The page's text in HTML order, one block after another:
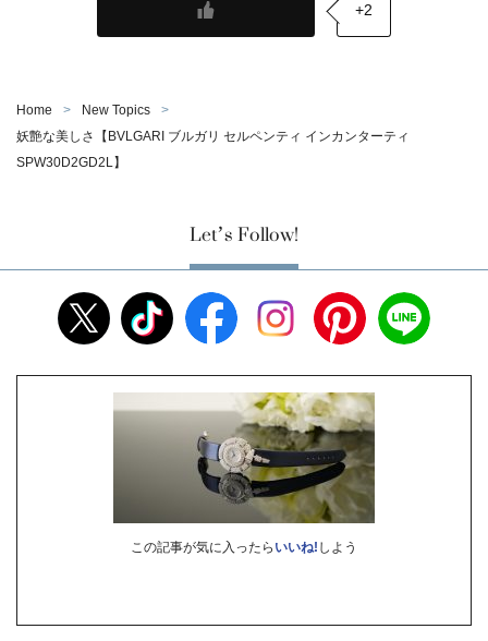
+2
Home
New Topics
妖艶な美しさ【BVLGARI ブルガリ セルペンティ インカンターティ
SPW30D2GD2L】
Let’s Follow!
この記事が気に入ったら いいね! しよう